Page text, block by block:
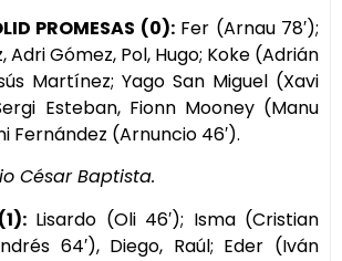
PROMESAS (0):Fer (Arnau 78′);
Adri Gómez, Pol, Hugo; Koke (Adrián
Martínez; Yago San Miguel (Xavi
Esteban, Fionn Mooney (Manu
Fernández (Arnuncio 46′).
César Baptista.
Lisardo (Oli 46′); Isma (Cristian
64′), Diego, Raúl; Eder (Iván